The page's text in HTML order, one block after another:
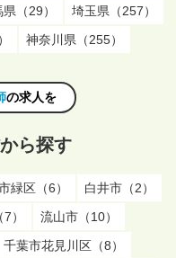
（29）
埼玉県（257）
神奈川県（255）
の求人を
ら探す
緑区（6）
白井市（2）
）
流山市（10）
千葉市花見川区（8）